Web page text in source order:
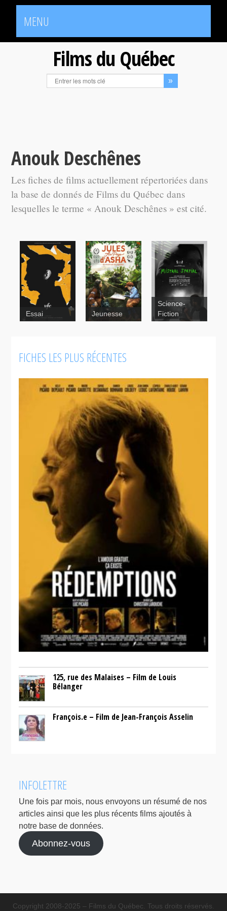
MENU
Films du Québec
Anouk Deschênes
Les fiches de films actuellement répertoriées dans
la base de donnés de Films du Québec dans
lesquelles le terme « Anouk Deschênes » est cité.
Essai Jeunesse
Pré-Drink
Science-
Fiction
FICHES LES PLUS RÉCENTES
125, rue des Malaises – Film de Louis
Bélanger
François.e – Film de Jean-François Asselin
INFOLETTRE
Une fois par mois, nous envoyons un résumé de nos
articles ainsi que les plus récents films ajoutés à
notre base de données.
Abonnez-vous
Copyright 2008-2025 – Films du Québec. Tous droits réservés.